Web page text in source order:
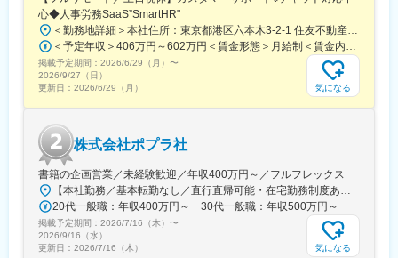
■当社・当求人の魅力：
当社は、BtoBに特化したデジタルコミュニケーション支援とワン
ストップサービスを提供する企業です。
コンサルティングから設計構築・運用まで一気通貫で対応してお
り、大手企業様含め豊富な支援実績があります。
な制作プロセスに関わることで、幅広い知識と経験を得ることが
できます。
戦略～バックエンドまで多様なメンバーと協働しながら、あなた
のスキルを伸ばしていきませんか？
変更の範囲：会社の定める業務
心◆人事労務SaaS”SmartHR"
＜勤務地詳細＞本社住所：東京都港区六本木3-2-1 住友不動産六本木グランドタワー勤務地最寄駅：東京メトロ南北線／六本木一丁目駅受動喫煙対策：屋内全面禁煙変更の範囲：会社の定める事業所（リモートワーク含む）
＜予定年収＞406万円～602万円＜賃金形態＞月給制＜賃金内訳＞月額（基本給）：212,480円～315,200円その他固定手当/月：5,000円固定残業手当/月：77,520円～114,800円（固定残業時間45時間0分/月）超過した時間外労働の残業手当は追加支給＜月給＞295,000円～435,000円（一律手当を含む）＜昇給有無＞有＜残業手当＞有賃金はあくまでも目安の金額であり、選考を通じて上下する可能性があります。月給(月額)は固定手当を含めた表記です。
掲載予定期間： 2026/6/29（月） 〜
2026/9/27（日）
更新日： 2026/6/29（月） 気になる
株式会社ポプラ社
書籍の企画営業／未経験歓迎／年収400万円～／フルフレックス
【本社勤務／基本転勤なし／直行直帰可能・在宅勤務制度あり】東京都品川区西五反田3丁目5番8号 JR目黒MARCビル12階（都営浅草線・JR山手線「五反田駅」より徒歩10分）※宿泊を伴う出張が発生する場合があります
20代一般職：年収400万円～ 30代一般職：年収500万円～
掲載予定期間： 2026/7/16（木） 〜
2026/9/16（水）
更新日： 2026/7/16（木） 気になる